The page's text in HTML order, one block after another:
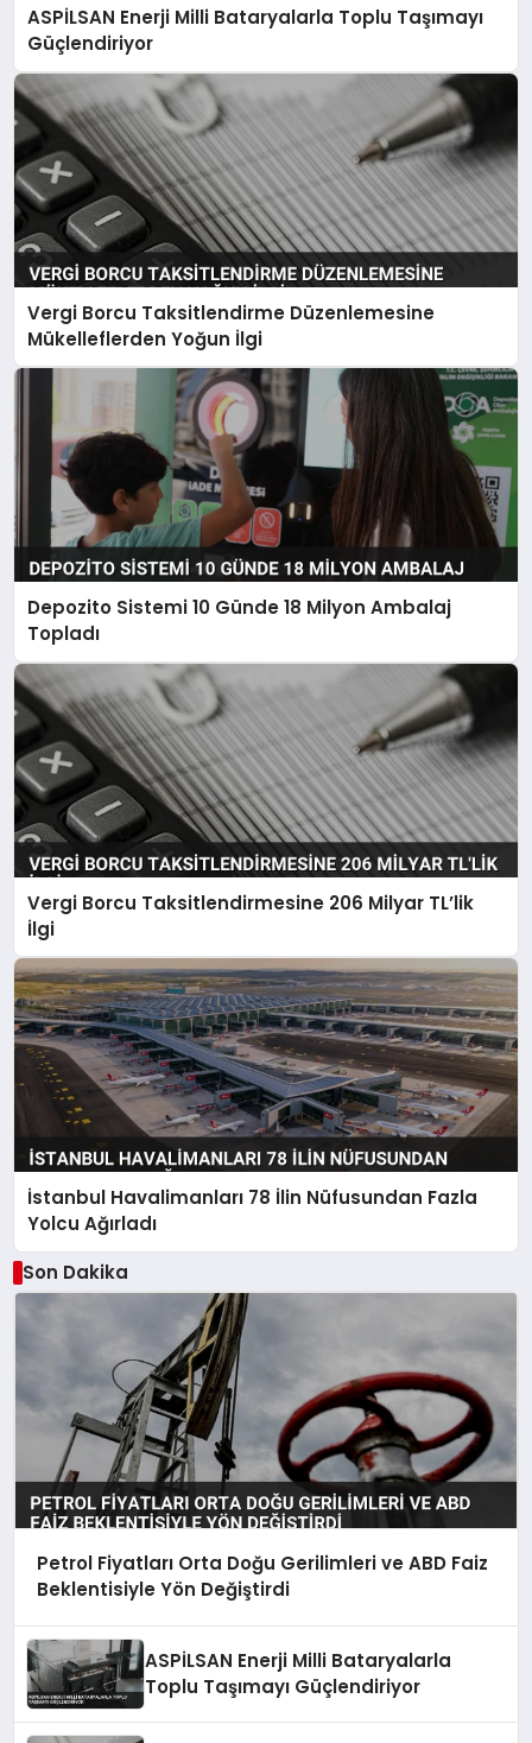
ASPİLSAN Enerji Milli Bataryalarla Toplu Taşımayı
Güçlendiriyor
Vergi Borcu Taksitlendirme Düzenlemesine
Mükelleflerden Yoğun İlgi
Depozito Sistemi 10 Günde 18 Milyon Ambalaj
Topladı
Vergi Borcu Taksitlendirmesine 206 Milyar TL’lik
İlgi
İstanbul Havalimanları 78 İlin Nüfusundan Fazla
Yolcu Ağırladı
Son Dakika
Petrol Fiyatları Orta Doğu Gerilimleri ve ABD Faiz
Beklentisiyle Yön Değiştirdi
ASPİLSAN Enerji Milli Bataryalarla
Toplu Taşımayı Güçlendiriyor